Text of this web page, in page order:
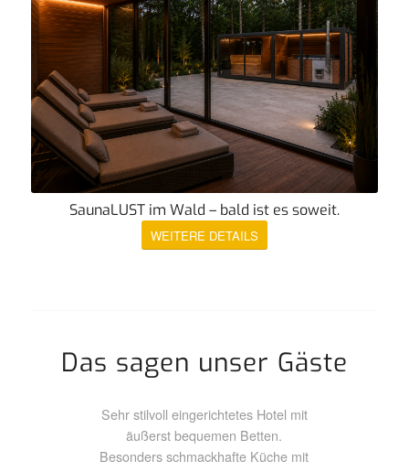
SaunaLUST im Wald – bald ist es soweit.
WEITERE DETAILS
Das sagen unser Gäste
Sehr stilvoll eingerichtetes Hotel mit
äußerst bequemen Betten.
Besonders schmackhafte Küche mit